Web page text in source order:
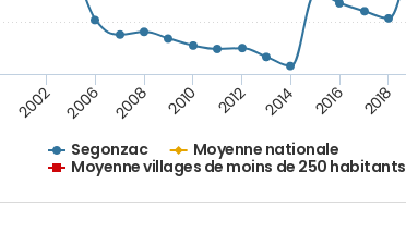
Segonzac
Moyenne nationale
Moyenne villages de moins de 250 habitants
2002 2006 2008 2010 2012 2014 2016 2018